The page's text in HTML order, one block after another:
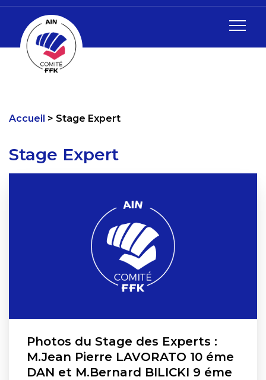
Accueil Stage Expert
Stage Expert
Photos du Stage des Experts :
M.Jean Pierre LAVORATO 10 éme
DAN et M.Bernard BILICKI 9 éme